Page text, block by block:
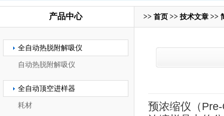
产品中心
全自动热脱附解吸仪
自动热脱附解吸仪
全自动顶空进样器
耗材
>> 首页 >> 技术文章 >>
预浓缩仪（